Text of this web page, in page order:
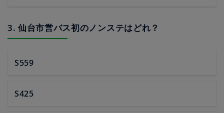
3. 仙台市営バス初のノンステはどれ？
S559
S425